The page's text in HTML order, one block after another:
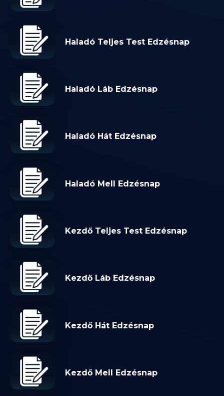
Haladó Teljes Test Edzésnap
Haladó Láb Edzésnap
Haladó Hát Edzésnap
Haladó Mell Edzésnap
Kezdő Teljes Test Edzésnap
Kezdő Láb Edzésnap
Kezdő Hát Edzésnap
Kezdő Mell Edzésnap